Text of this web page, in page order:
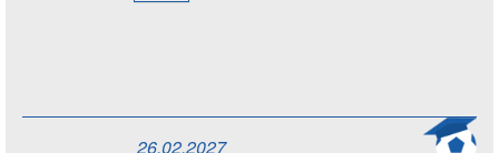
26.02.2027